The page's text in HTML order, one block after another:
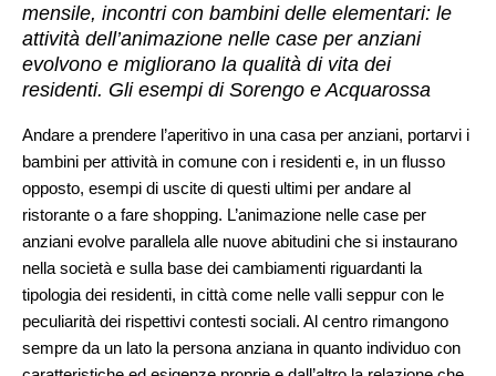
mensile, incontri con bambini delle elementari: le
attività dell’animazione nelle case per anziani
evolvono e migliorano la qualità di vita dei
residenti. Gli esempi di Sorengo e Acquarossa
Andare a prendere l’aperitivo in una casa per anziani, portarvi i
bambini per attività in comune con i residenti e, in un flusso
opposto, esempi di uscite di questi ultimi per andare al
ristorante o a fare shopping. L’animazione nelle case per
anziani evolve parallela alle nuove abitudini che si instaurano
nella società e sulla base dei cambiamenti riguardanti la
tipologia dei residenti, in città come nelle valli seppur con le
peculiarità dei rispettivi contesti sociali. Al centro rimangono
sempre da un lato la persona anziana in quanto individuo con